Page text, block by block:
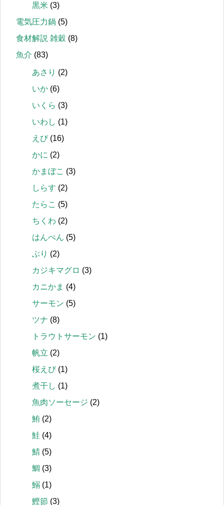
黒米 (3)
電気圧力鍋 (5)
食材解説 雑穀 (8)
魚介 (83)
あさり (2)
いか (6)
いくら (3)
いわし (1)
えび(16)
かに (2)
かまぼこ (3)
しらす (2)
たらこ (5)
ちくわ (2)
はんぺん (5)
ぶり (2)
カジキマグロ (3)
カニかま (4)
サーモン (5)
ツナ (8)
トラウトサーモン (1)
帆立 (2)
桜えび(1)
煮干し (1)
魚肉ソーセージ (2)
鮪 (2)
鮭 (4)
鯖 (5)
鯛 (3)
鰯 (1)
鰹節 (3)